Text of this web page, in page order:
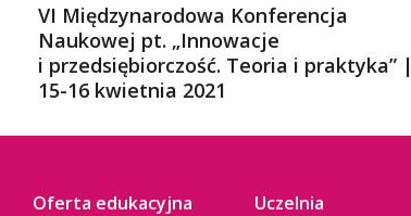
VI Międzynarodowa Konferencja
Naukowej pt. „Innowacje
i przedsiębiorczość. Teoria i praktyka” |
15-16 kwietnia 2021
Oferta edukacyjna Uczelnia